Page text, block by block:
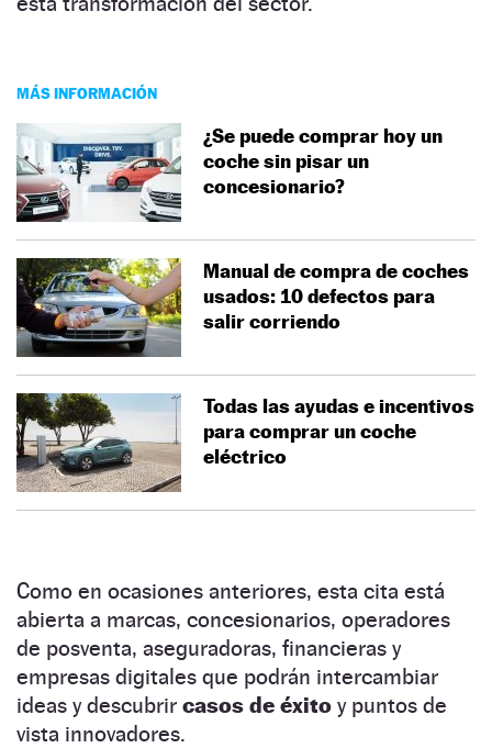
MÁS INFORMACIÓN
¿Se puede comprar hoy un
coche sin pisar un
concesionario?
Manual de compra de coches
usados: 10 defectos para
salir corriendo
Todas las ayudas e incentivos
para comprar un coche
eléctrico
Como en ocasiones anteriores, esta cita está
abierta a marcas, concesionarios, operadores
de posventa, aseguradoras, financieras y
empresas digitales que podrán intercambiar
ideas y descubrir casos de éxito y puntos de
vista innovadores.